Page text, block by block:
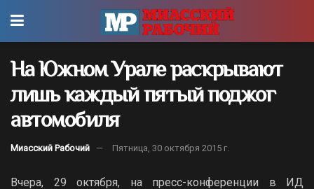
На Южном Урале раскрывают
лишь каждый пятый поджог
автомобиля
Миасский Рабочий Пятница, 30 октября 2015 г.
Вчера, 29 октября, на пресс-конференции в ИД